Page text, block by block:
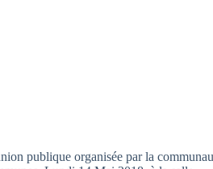
publique organisée par la